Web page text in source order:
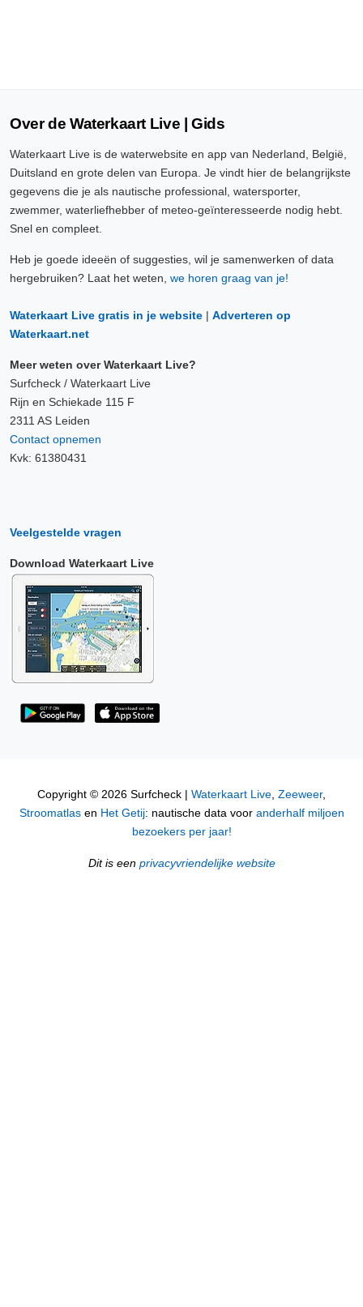
Over de Waterkaart Live | Gids
Waterkaart Live is de waterwebsite en app van Nederland, België,
Duitsland en grote delen van Europa. Je vindt hier de belangrijkste
gegevens die je als nautische professional, watersporter,
zwemmer, waterliefhebber of meteo-geïnteresseerde nodig hebt.
Snel en compleet.
Heb je goede ideeën of suggesties, wil je samenwerken of data
hergebruiken? Laat het weten, we horen graag van je!
Waterkaart Live gratis in je website | Adverteren op
Waterkaart.net
Meer weten over Waterkaart Live?
Surfcheck / Waterkaart Live
Rijn en Schiekade 115 F
2311 AS Leiden
Contact opnemen
Kvk: 61380431
Veelgestelde vragen
Download Waterkaart Live
Copyright © 2026 Surfcheck | Waterkaart Live, Zeeweer,
Stroomatlasen Het Getij: nautische data voor anderhalf miljoen
bezoekers per jaar!
Dit is een privacyvriendelijke website